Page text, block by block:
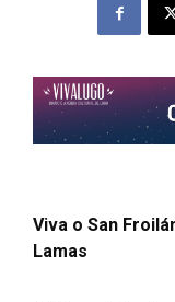
Viva o San
Lamas